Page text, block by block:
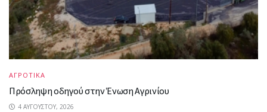
ΑΓΡΟΤΙΚΑ
Πρόσληψη οδηγού στην Ένωση Αγρινίου
4 ΑΥΓΟΎΣΤΟΥ, 2026